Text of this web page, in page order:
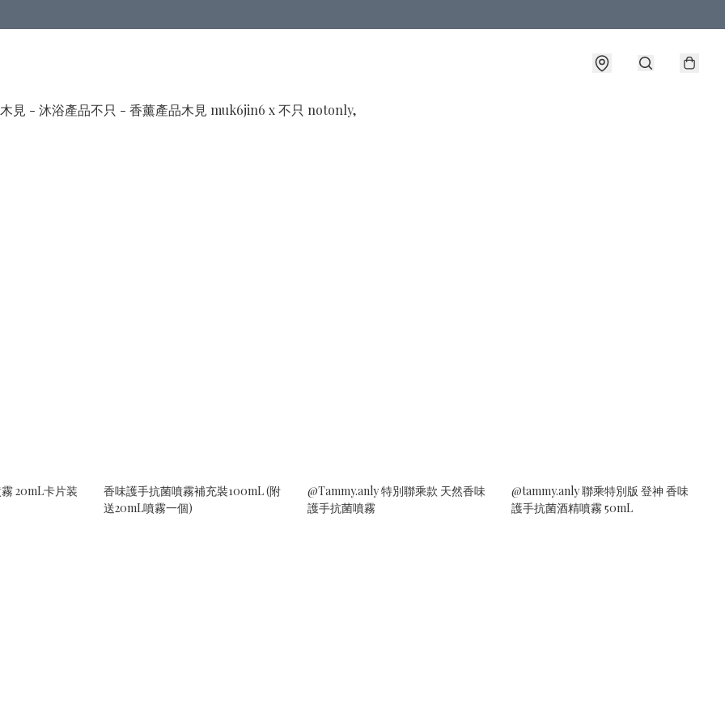
木見 - 沐浴產品不只 - 香薰產品木見 muk6jin6 x 不只 notonly,
20mL卡片装
香味護手抗菌噴霧補充裝100mL (附
送20mL噴霧一個)
@Tammy.anly 特別聯乘款 天然香味
護手抗菌噴霧
@tammy.anly 聯乘特別版 登神 香味
護手抗菌酒精噴霧 50mL